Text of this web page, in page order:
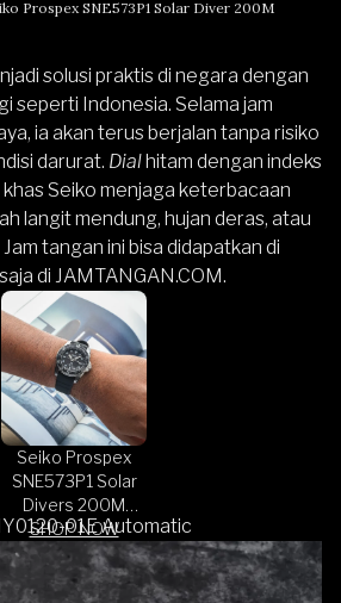
Prospex SNE573P1 Solar Diver 200M
solusi praktis di negara dengan
seperti Indonesia. Selama jam
ia akan terus berjalan tanpa risiko
darurat. Dialhitam dengan indeks
Seiko menjaga keterbacaan
langit mendung, hujan deras, atau
tangan ini bisa didapatkan di
di JAMTANGAN.COM.
Seiko Prospex
SNE573P1 Solar
Divers 200M
Black Dial Black
Rubber Strap
SHOP NOW
01E Automatic